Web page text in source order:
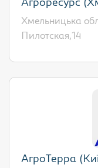
Агроресурс
Хмельницька
Пилотская,14
АгроТерра